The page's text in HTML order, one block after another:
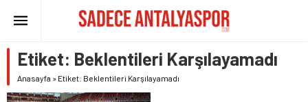
Etiket: Beklentileri Karşılayamadı
Anasayfa » Etiket: Beklentileri Karşılayamadı